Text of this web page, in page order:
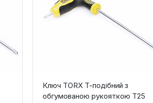
Ключ TORX Т-подібний з
обгумованою рукояткою Т25